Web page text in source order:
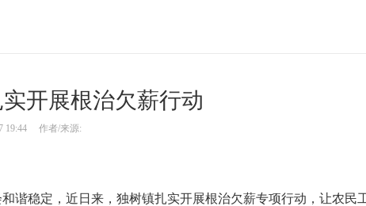
开展根治欠薪行动
19:44 作者/来源:
谐稳定，近日来，独树镇扎实开展根治欠薪专项行动，让农民